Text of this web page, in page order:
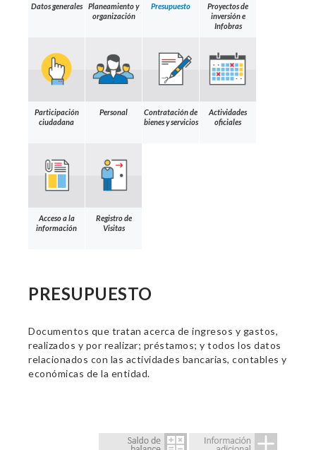
Datos generales
Planeamiento y
organización
Presupuesto
Proyectos de
inversión e
Infobras
Participación
ciudadana
Personal
Contratación de
bienes y servicios
Actividades
oficiales
Acceso a la
información
Registro de
Visitas
PRESUPUESTO
Documentos que tratan acerca de ingresos y gastos,
realizados y por realizar; préstamos; y todos los datos
relacionados con las actividades bancarias, contables y
económicas de la entidad.